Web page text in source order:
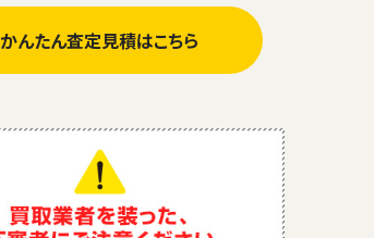
かんたん査定見積はこちら